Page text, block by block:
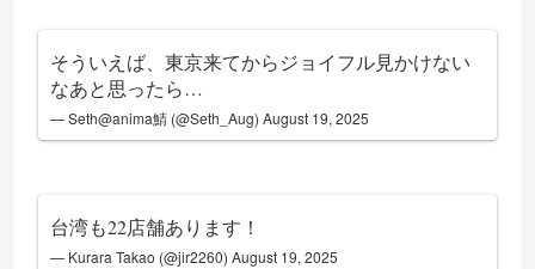
そういえば、東京来てからジョイフル見かけない
なあと思ったら…
— Seth@anima鯖 (@Seth_Aug)August 19, 2025
台湾も22店舗あります！
— Kurara Takao (@jir2260)August 19, 2025